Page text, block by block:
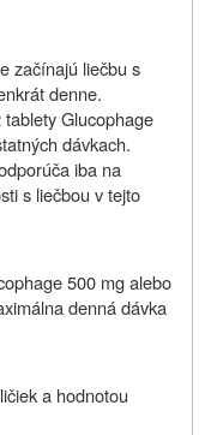
začínajú liečbu s
denne.
Glucophage
dávkach.
iba na
s liečbou v tejto
500 mg alebo
denná dávka
a hodnotou